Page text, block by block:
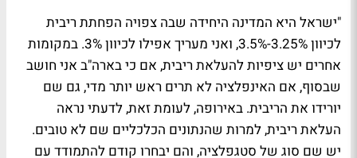
"ישראל היא המדינה היחידה שבה צפויה הפחתת ריבית
לכיוון 3.25%-3.5%, ואני מעריך אפילו לכיוון 3%. במקומות
אחרים יש ציפיות להעלאת ריבית, אם כי בארה"ב אני חושב
שבסוף, אם האינפלציה לא תרים ראש יותר מדי, גם שם
יורידו את הריבית. באירופה, לעומת זאת, לדעתי נראה
העלאת ריבית, למרות שהנתונים הכלכליים שם לא טובים.
יש שם סוג של סטגפלציה, והם יבחרו קודם להתמודד עם